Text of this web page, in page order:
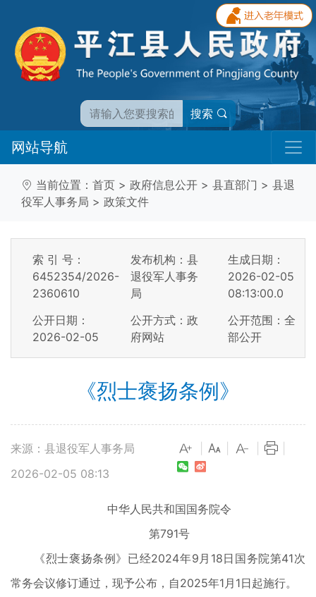
搜索
网站导航
当前位置： 首页 > 政府信息公开 > 县直部门 > 县退
役军人事务局 > 政策文件
索 引 号：
6452354/2026-
2360610
发布机构：县
退役军人事务
局
生成日期：
2026-02-05
08:13:00.0
公开日期：
2026-02-05
公开方式：政
府网站
公开范围：全
部公开
《烈士褒扬条例》
来源：县退役军人事务局
2026-02-05 08:13
中华人民共和国国务院令
第791号
《烈士褒扬条例》已经2024年9月18日国务院第41次
常务会议修订通过，现予公布，自2025年1月1日起施行。